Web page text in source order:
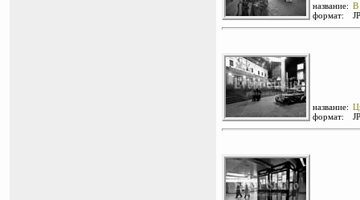
название: В
формат:
название:
формат: